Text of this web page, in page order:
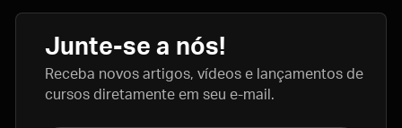
Junte-se a nós!
Receba novos artigos, vídeos e lançamentos de
cursos diretamente em seu e-mail.